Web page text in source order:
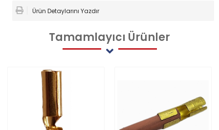
Ürün Detaylarını Yazdır
Tamamlayıcı Ürünler